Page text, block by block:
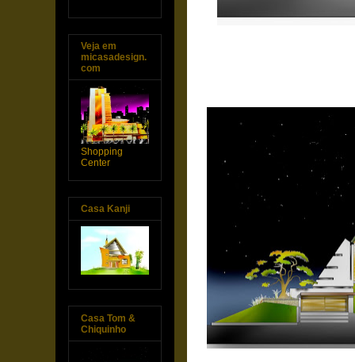
Veja em
micasadesign.
com
Shopping
Center
Casa Kanji
Casa Tom &
Chiquinho